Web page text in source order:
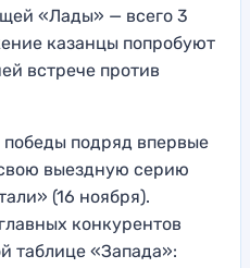
«Лады» — всего 3
казанцы попробуют
встрече против
подряд впервые
выездную серию
(16 ноября).
конкурентов
таблице «Запада»: